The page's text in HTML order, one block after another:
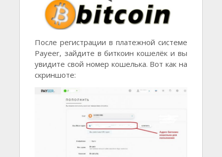
После регистрации в платежной системе
Payeer, зайдите в биткоин кошелёк и вы
увидите свой номер кошелька. Вот как на
скриншоте: